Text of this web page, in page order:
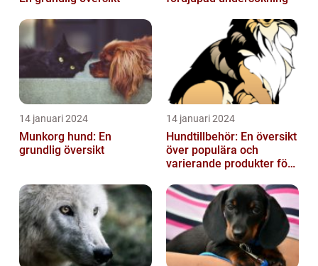
14 januari 2024
Munkorg hund: En
grundlig översikt
14 januari 2024
Hundtillbehör: En översikt
över populära och
varierande produkter för